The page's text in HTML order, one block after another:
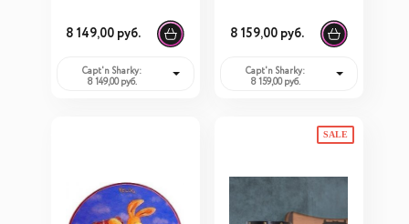
8 149,00 руб.
Capt'n Sharky:
8 149,00 руб.
8 159,00 руб.
Capt'n Sharky:
8 159,00 руб.
SALE